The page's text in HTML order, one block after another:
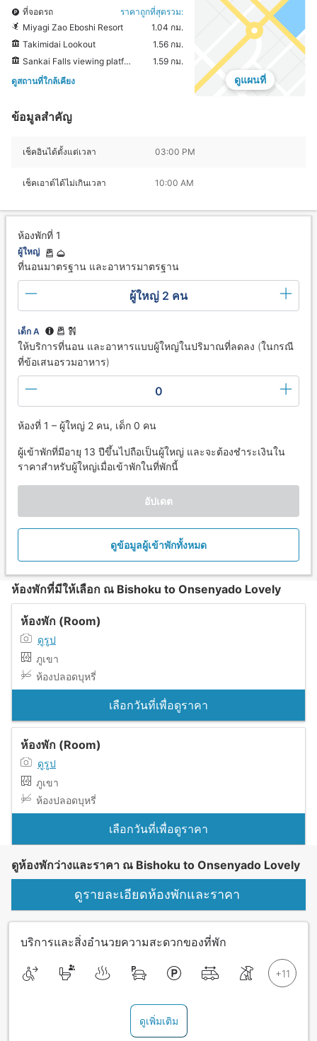
ที่จอดรถ
ราคาถูกที่สุดรวม:
Miyagi Zao Eboshi Resort
1.04 กม.
Takimidai Lookout
1.56 กม.
Sankai Falls viewing platform
1.59 กม.
ดูสถานที่ใกล้เคียง
ดูแผนที่
ข้อมูลสำคัญ
เช็คอินได้ตั้งแต่เวลา 03:00 PM
เช็คเอาต์ได้ไม่เกินเวลา 10:00 AM
ห้องพักที่ 1
ผู้ใหญ่
ที่นอนมาตรฐาน และอาหารมาตรฐาน
ผู้ใหญ่ 2 คน
เด็ก A
ให้บริการที่นอน และอาหารแบบผู้ใหญ่ในปริมาณที่ลดลง (ในกรณี
ที่ข้อเสนอรวมอาหาร)
0
ห้องที่ 1 – ผู้ใหญ่ 2 คน, เด็ก 0 คน
ผู้เข้าพักที่มีอายุ 13 ปีขึ้นไปถือเป็นผู้ใหญ่ และจะต้องชำระเงินใน
ราคาสำหรับผู้ใหญ่เมื่อเข้าพักในที่พักนี้
อัปเดต
ดูข้อมูลผู้เข้าพักทั้งหมด
ห้องพักที่มีให้เลือก ณ Bishoku to Onsenyado Lovely
ห้องพัก (Room)
ดูรูป
ภูเขา
ห้องปลอดบุหรี่
เลือกวันที่เพื่อดูราคา
ห้องพัก (Room)
ดูรูป
ภูเขา
ห้องปลอดบุหรี่
เลือกวันที่เพื่อดูราคา
ดูห้องพักว่างและราคา ณ Bishoku to Onsenyado Lovely
ดูรายละเอียดห้องพักและราคา
บริการและสิ่งอำนวยความสะดวกของที่พัก
ดูเพิ่มเติม